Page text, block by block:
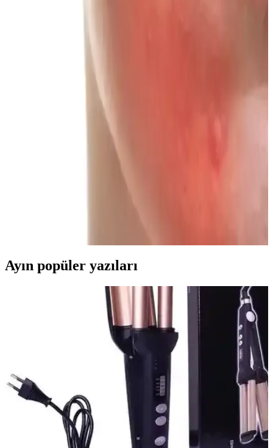
Hera Sensual Fitting Glow Tint: Nemlendiren ve
Kalıcı Doğal Dudak Renkleri
Hera Sensual Fitting Glow Tint, dudakları nemlendirirken doğal ve
kalıcı renkler sunar. Farklı cilt tonlarına uyumlu renk seçenekleri ve
diğer Hera ürünleriyle uyumu ile dikkat çeker.
Farklı Yüz Kızarıklıkları İçin Uygun Allık Tonları
ve Uygulama Yöntemleri
Ayın popüler yazıları